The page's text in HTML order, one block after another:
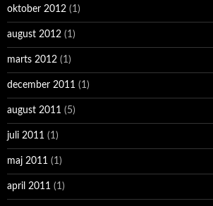
oktober 2012 (1)
august 2012 (1)
marts 2012 (1)
december 2011 (1)
august 2011 (5)
juli 2011 (1)
maj 2011 (1)
april 2011 (1)